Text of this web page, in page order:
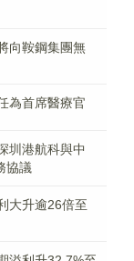
向鞍鋼集團無
為首席醫療官
圳港航科與中
協議
大升逾26倍至